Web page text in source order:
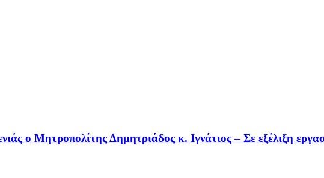
ο Μητροπολίτης Δημητριάδος κ. Ιγνάτιος – Σε εξέλιξη